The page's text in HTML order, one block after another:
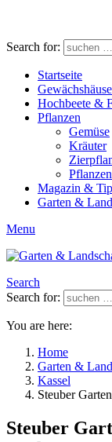
Search for:
Startseite
Hochbeete &
Pflanzen
Gemüse
Kräuter
Magazin &
Garten &
Menu
Search
Search for:
You are here:
Home
Garten &
Kassel
Steuber
Steuber